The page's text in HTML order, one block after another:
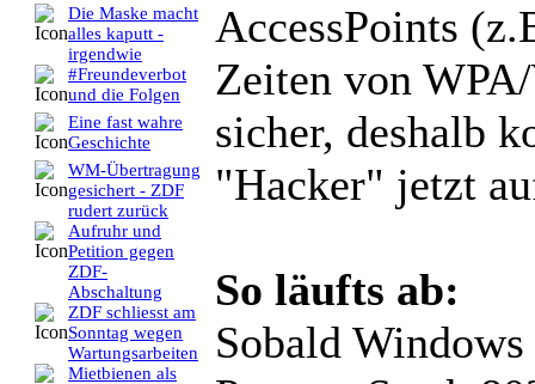
Die Maske macht
alles kaputt -
irgendwie
#Freundeverbot
und die Folgen
Eine fast wahre
Geschichte
WM-Übertragung
gesichert - ZDF
rudert zurück
Aufruhr und
Petition gegen
ZDF-
Abschaltung
ZDF schliesst am
Sonntag wegen
Wartungsarbeiten
Mietbienen als
AccessPoints
Zeiten von
sicher, deshalb
"Hacker" jetzt
So läufts ab:
Sobald